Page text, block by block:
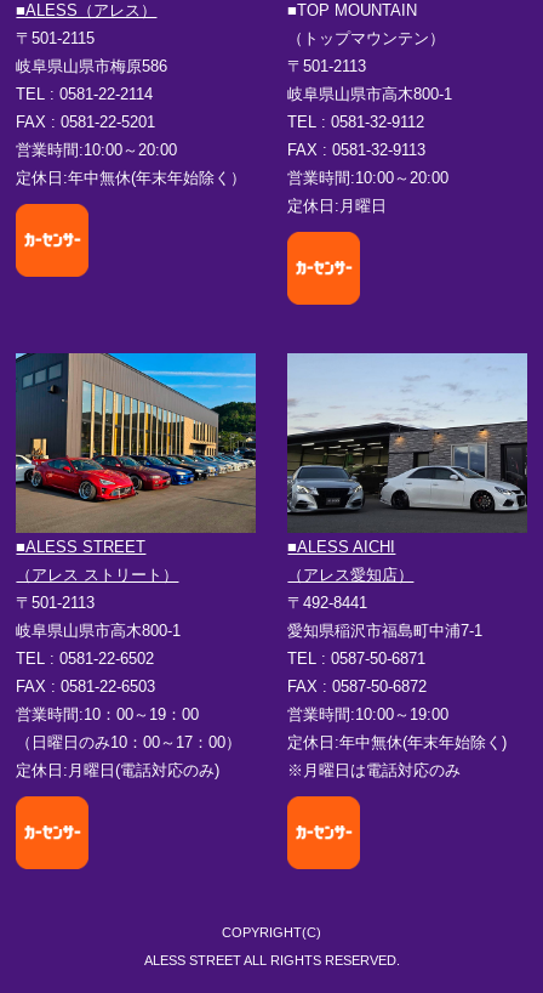
■ALESS（アレス）
〒501-2115
岐阜県山県市梅原586
TEL : 0581-22-2114
FAX : 0581-22-5201
営業時間:10:00～20:00
定休日:年中無休(年末年始除く）
■TOP MOUNTAIN
（トップマウンテン）
〒501-2113
岐阜県山県市高木800-1
TEL : 0581-32-9112
FAX : 0581-32-9113
営業時間:10:00～20:00
定休日:月曜日
■ALESS STREET
（アレス ストリート）
〒501-2113
岐阜県山県市高木800-1
TEL : 0581-22-6502
FAX : 0581-22-6503
営業時間:10：00～19：00
（日曜日のみ10：00～17：00）
定休日:月曜日(電話対応のみ)
■ALESS AICHI
（アレス愛知店）
〒492-8441
愛知県稲沢市福島町中浦7-1
TEL : 0587-50-6871
FAX : 0587-50-6872
営業時間:10:00～19:00
定休日:年中無休(年末年始除く)
※月曜日は電話対応のみ
COPYRIGHT(C)
ALESS STREET ALL RIGHTS RESERVED.